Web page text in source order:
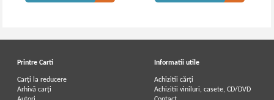
Printre Carti
Carți la reducere
Arhivă carți
Informatii utile
Achizitii cărți
Achizitii viniluri, casete, CD/DVD